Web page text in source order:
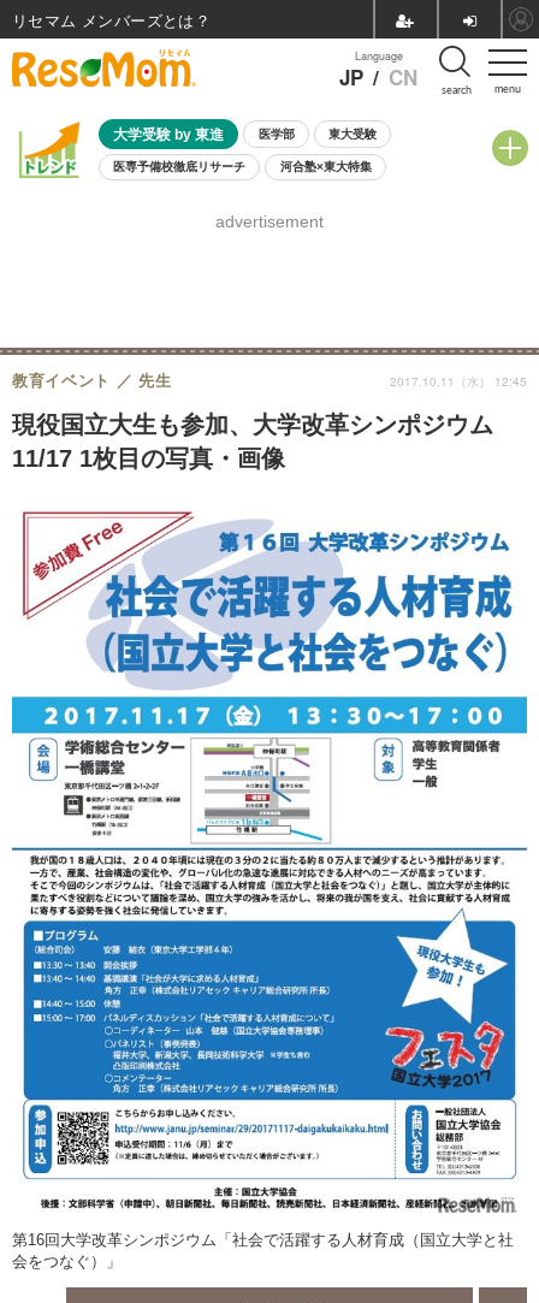
menu
Language
JP / CN search
大学受験 by 東進 医学部 東大受験
医専予備校徹底リサーチ 河合塾×東大特集
8月開催学校説明会・相談会
advertisement
現役国立大生も参加、大学改革シンポジウム
11/17 1枚目の写真・画像
教育イベント 先生 2017.10.11（水） 12:45
第16回大学改革シンポジウム「社会で活躍する人材育成（国立大学と社
会をつなぐ）」
リセマム メンバーズ